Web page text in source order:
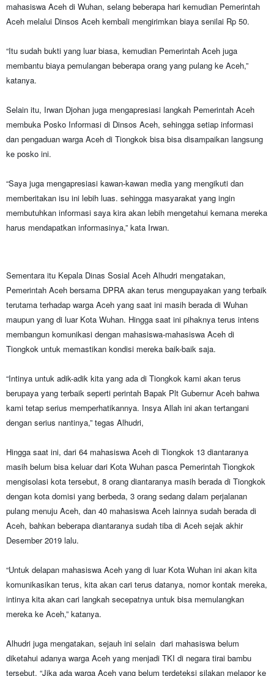
mahasiswa Aceh di Wuhan, selang beberapa hari kemudian Pemerintah
Aceh melalui Dinsos Aceh kembali mengirimkan biaya senilai Rp 50.
“Itu sudah bukti yang luar biasa, kemudian Pemerintah Aceh juga
membantu biaya pemulangan beberapa orang yang pulang ke Aceh,”
katanya.
Selain itu, Irwan Djohan juga mengapresiasi langkah Pemerintah Aceh
membuka Posko Informasi di Dinsos Aceh, sehingga setiap informasi
dan pengaduan warga Aceh di Tiongkok bisa bisa disampaikan langsung
ke posko ini.
“Saya juga mengapresiasi kawan-kawan media yang mengikuti dan
memberitakan isu ini lebih luas. sehingga masyarakat yang ingin
membutuhkan informasi saya kira akan lebih mengetahui kemana mereka
harus mendapatkan informasinya,” kata Irwan.
Sementara itu Kepala Dinas Sosial Aceh Alhudri mengatakan,
Pemerintah Aceh bersama DPRA akan terus mengupayakan yang terbaik
terutama terhadap warga Aceh yang saat ini masih berada di Wuhan
maupun yang di luar Kota Wuhan. Hingga saat ini pihaknya terus intens
membangun komunikasi dengan mahasiswa-mahasiswa Aceh di
Tiongkok untuk memastikan kondisi mereka baik-baik saja.
“Intinya untuk adik-adik kita yang ada di Tiongkok kami akan terus
berupaya yang terbaik seperti perintah Bapak Plt Gubernur Aceh bahwa
kami tetap serius memperhatikannya. Insya Allah ini akan tertangani
dengan serius nantinya,” tegas Alhudri,
Hingga saat ini, dari 64 mahasiswa Aceh di Tiongkok 13 diantaranya
masih belum bisa keluar dari Kota Wuhan pasca Pemerintah Tiongkok
mengisolasi kota tersebut, 8 orang diantaranya masih berada di Tiongkok
dengan kota domisi yang berbeda, 3 orang sedang dalam perjalanan
pulang menuju Aceh, dan 40 mahasiswa Aceh lainnya sudah berada di
Aceh, bahkan beberapa diantaranya sudah tiba di Aceh sejak akhir
Desember 2019 lalu.
“Untuk delapan mahasiswa Aceh yang di luar Kota Wuhan ini akan kita
komunikasikan terus, kita akan cari terus datanya, nomor kontak mereka,
intinya kita akan cari langkah secepatnya untuk bisa memulangkan
mereka ke Aceh,” katanya.
Alhudri juga mengatakan, sejauh ini selain dari mahasiswa belum
diketahui adanya warga Aceh yang menjadi TKI di negara tirai bambu
tersebut. “Jika ada warga Aceh yang belum terdeteksi silakan melapor ke